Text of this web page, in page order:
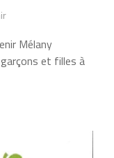
Mélany
et filles à